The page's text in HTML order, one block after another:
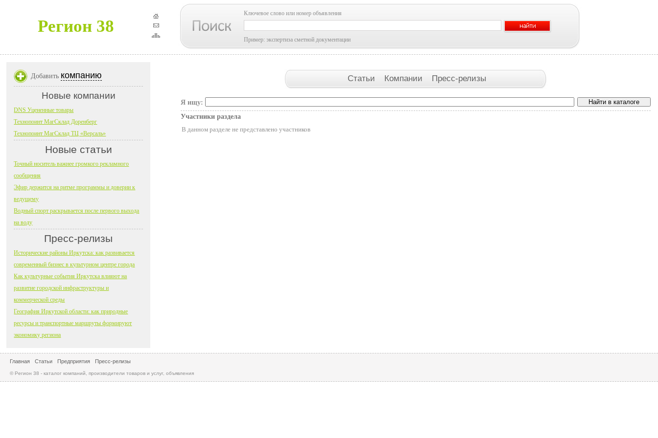
Регион 38
Ключевое слово или номер объявления
Пример: экспертиза сметной документации
Статьи Компании Пресс-релизы
Я ищу:
Участники раздела
В данном разделе не представлено участников
Добавить компанию
Новые компании
DNS Уцененные товары
Технопоинт МагСклад Доренберг
Технопоинт МагСклад ТЦ «Версаль»
Новые статьи
Точный носитель важнее громкого рекламного
сообщения
Эфир держится на ритме программы и доверии к
ведущему
Водный спорт раскрывается после первого выхода
на воду
Пресс-релизы
Исторические районы Иркутска: как развивается
современный бизнес в культурном центре города
Как культурные события Иркутска влияют на
развитие городской инфраструктуры и
коммерческой среды
География Иркутской области: как природные
ресурсы и транспортные маршруты формируют
экономику региона
Главная Статьи Предприятия Пресс-релизы
© Регион 38 - каталог компаний, производители товаров и услуг, объявления